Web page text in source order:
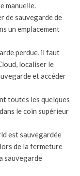
manuelle.
de sauvegarde de
un emplacement
perdue, il faut
localiser le
et accéder
toutes les quelques
le coin supérieur
est sauvegardée
de la fermeture
sauvegarde